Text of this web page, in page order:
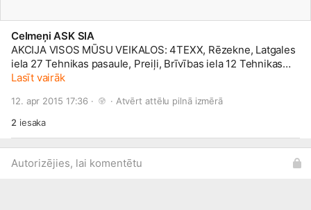
Celmeņi ASK SIA
AKCIJA VISOS MŪSU VEIKALOS: 4TEXX, Rēzekne, Latgales
iela 27 Tehnikas pasaule, Preiļi, Brīvības iela 12 Tehnikas
pasaule, Krāslava, Miesnieku iela 1
Lasīt vairāk
12. apr 2015 17:36 · · Atvērt attēlu pilnā izmērā
2 iesaka
Autorizējies, lai komentētu